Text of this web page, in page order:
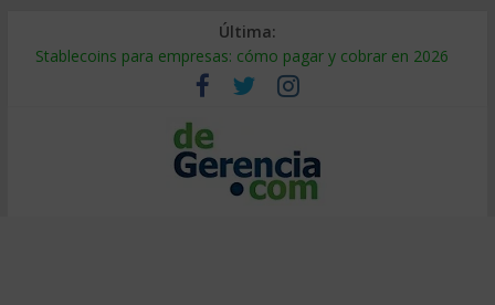
Última:
Stablecoins para empresas: cómo pagar y cobrar en 2026
Despido silencioso: qué es y por qué sale tan caro
IA en selección de personal: cómo auditarla a tiempo
Trabajo forzoso en la cadena de suministro: qué hacer
Mercado hispano de EE. UU.: cómo segmentarlo y venderle